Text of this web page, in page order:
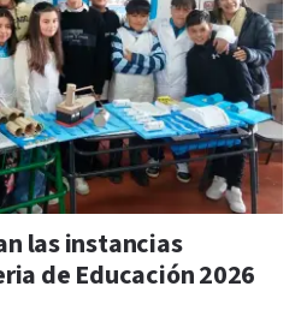
las instancias
de Educación 2026